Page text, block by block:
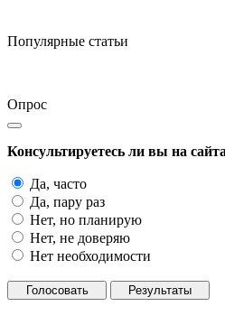
Популярные статьи
Опрос
Консультируетесь ли вы на
Да, часто
Да, пару раз
Нет, но планирую
Нет, не доверяю
Нет необходимости
Голосовать Результаты